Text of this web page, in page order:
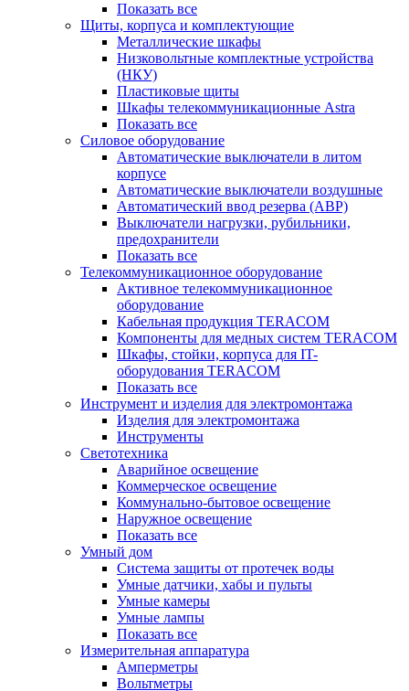
Показать все
Щиты, корпуса и комплектующие
Металлические шкафы
Низковольтные комплектные устройства
(НКУ)
Пластиковые щиты
Шкафы телекоммуникационные Astra
Показать все
Силовое оборудование
Автоматические выключатели в литом
корпусе
Автоматические выключатели воздушные
Автоматический ввод резерва (АВР)
Выключатели нагрузки, рубильники,
предохранители
Показать все
Телекоммуникационное оборудование
Активное телекоммуникационное
оборудование
Кабельная продукция TERACOM
Компоненты для медных систем TERACOM
Шкафы, стойки, корпуса для IT-
оборудования TERACOM
Показать все
Инструмент и изделия для электромонтажа
Изделия для электромонтажа
Инструменты
Светотехника
Аварийное освещение
Коммерческое освещение
Коммунально-бытовое освещение
Наружное освещение
Показать все
Умный дом
Система защиты от протечек воды
Умные датчики, хабы и пульты
Умные камеры
Умные лампы
Показать все
Измерительная аппаратура
Амперметры
Вольтметры